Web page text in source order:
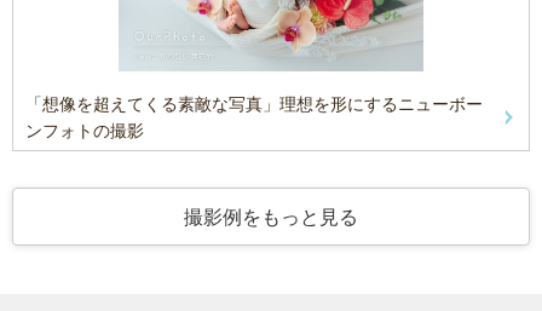
「想像を超えてくる素敵な写真」理想を形にするニューボー
ンフォトの撮影
撮影例をもっと見る